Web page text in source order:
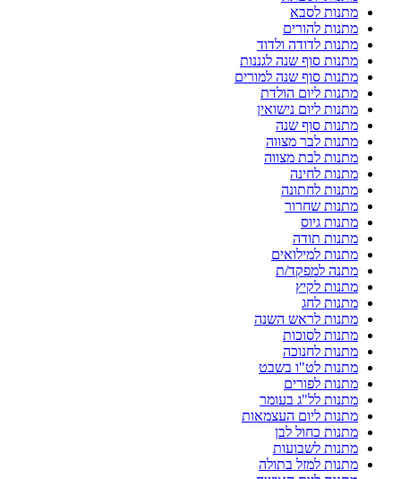
מתנות לסבא
מתנות להורים
מתנות לדודה ולדוד
מתנות סוף שנה לגננות
מתנות סוף שנה למורים
מתנות ליום הולדת
מתנות ליום נישואין
מתנות סוף שנה
מתנות לבר מצווה
מתנות לבת מצווה
מתנות לחינה
מתנות לחתונה
מתנות שחרור
מתנות גיוס
מתנות תודה
מתנות למילואים
מתנה למפקד/ת
מתנות לקיץ
מתנות לחג
מתנות לראש השנה
מתנות לסוכות
מתנות לחנוכה
מתנות לט"ו בשבט
מתנות לפורים
מתנות לל"ג בעומר
מתנות ליום העצמאות
מתנות כחול לבן
מתנות לשבועות
מתנות למזל בתולה